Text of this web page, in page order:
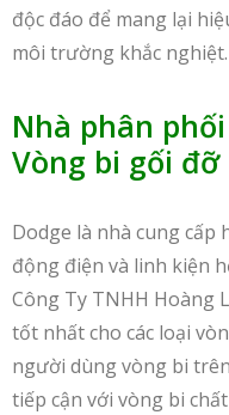
độc đáo để mang lại
môi trường khắc nghiệt.
Nhà phân
Vòng bi gối đỡ
Dodge là nhà cung cấp
động điện và linh kiện
Công Ty TNHH Hoàng
tốt nhất cho các loại
người dùng vòng bi
tiếp cận với vòng bi